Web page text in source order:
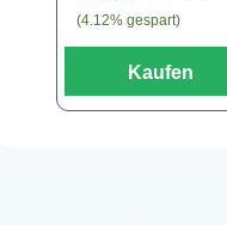
(4.12% gespart)
Kaufen